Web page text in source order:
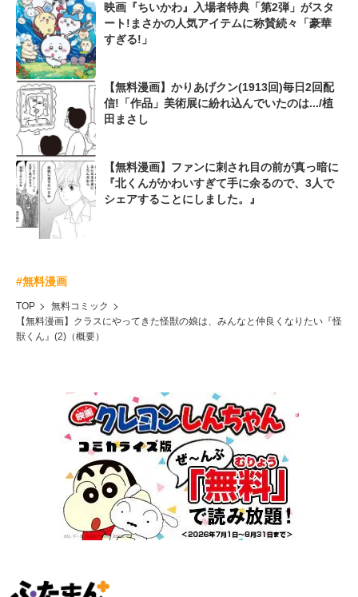
映画『ちいかわ』入場者特典「第2弾」がスタ
ート!まさかの人気アイテムに称賛続々「豪華
すぎる!」
【無料漫画】かりあげクン(1913回)毎日2回配
信!「作品」美術展に紛れ込んでいたのは.../植
田まさし
【無料漫画】ファンに刺され目の前が真っ暗に
『北くんがかわいすぎて手に余るので、3人で
シェアすることにしました。』
#無料漫画
TOP
無料コミック
【無料漫画】クラスにやってきた怪獣の娘は、みんなと仲良くなりたい『怪
獣くん』(2)（概要）